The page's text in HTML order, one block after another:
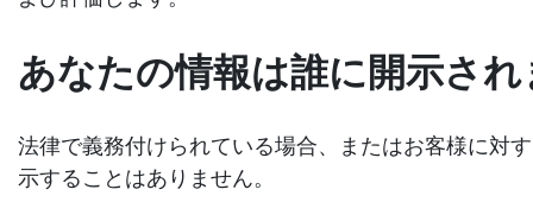
あなたの情報は誰に開示さ
法律で義務付けられている場合、またはお客様に対
示することはありません。